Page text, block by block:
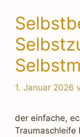
1. Januar 2026
der einfache,
Traumaschleife